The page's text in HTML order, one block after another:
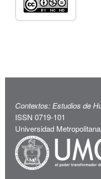
Contextos: Estudios de
ISSN 0719-101
Universidad